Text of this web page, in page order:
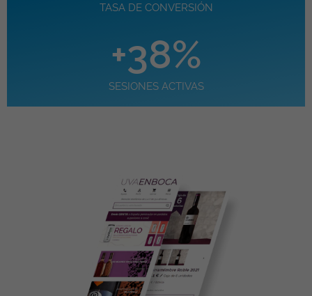
TASA DE CONVERSIÓN
SESIONES ACTIVAS
+38%